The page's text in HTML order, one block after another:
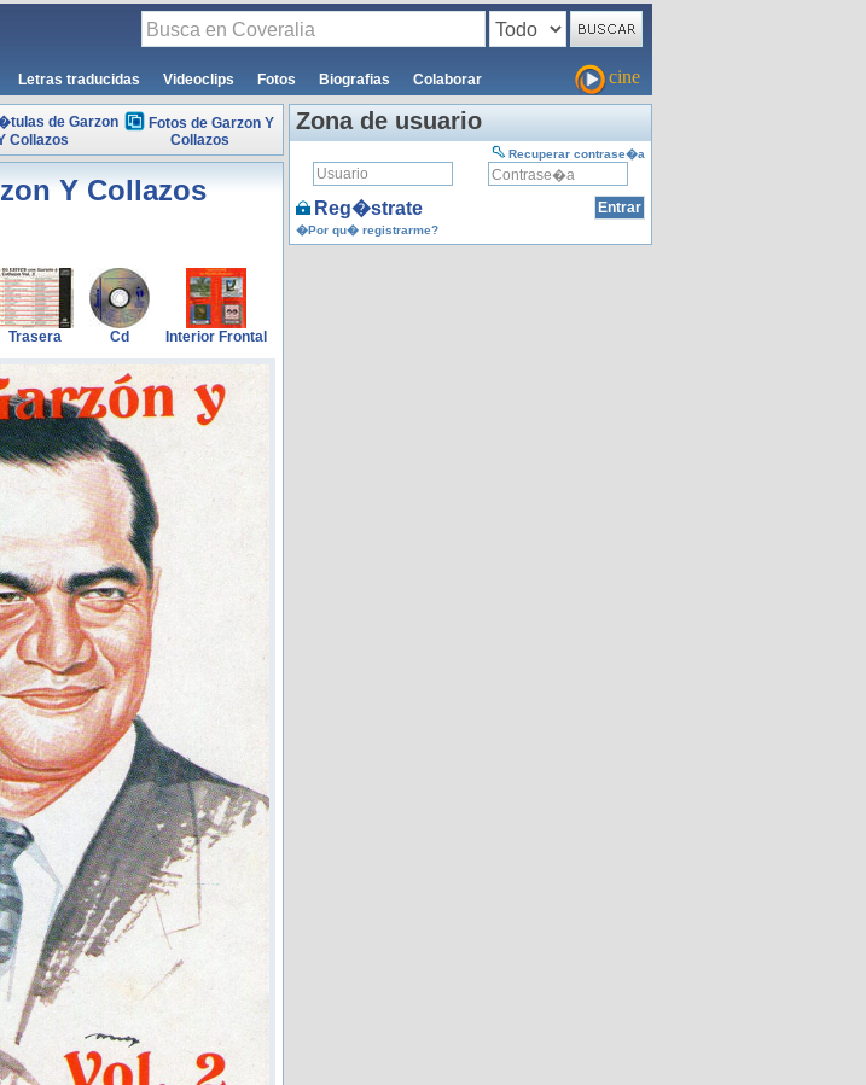
Letras traducidas Videoclips Fotos Biografias Colaborar cine
de Garzon
Collazos
Fotos de Garzon Y
Collazos
Y Collazos
Trasera Cd Interior Frontal
Zona de usuario
Recuperar contrase�a
Reg�strate
�Por qu� registrarme?